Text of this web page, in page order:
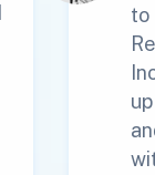
to